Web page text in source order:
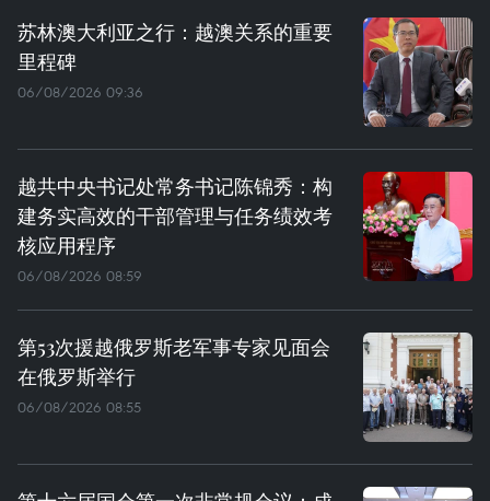
苏林澳大利亚之行：越澳关系的重要
里程碑
06/08/2026 09:36
越共中央书记处常务书记陈锦秀：构
建务实高效的干部管理与任务绩效考
核应用程序
06/08/2026 08:59
第53次援越俄罗斯老军事专家见面会
在俄罗斯举行
06/08/2026 08:55